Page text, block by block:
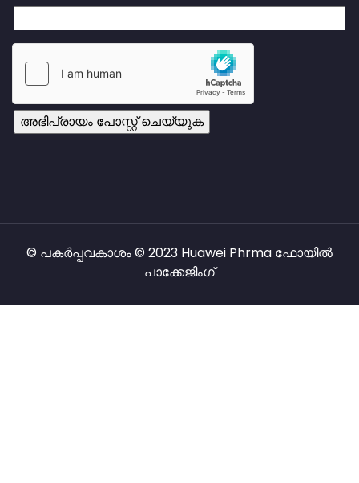
© പകർപ്പവകാശം © 2023 Huawei Phrma ഫോയിൽ
പാക്കേജിംഗ്